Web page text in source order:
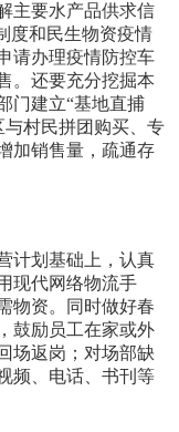
主要水产品供求信
度和民生物资疫情
请办理疫情防控车
。还要充分挖掘本
门建立“基地直捕
村民拼团购买、专
加销售量，疏通存
计划基础上，认真
现代网络物流手
物资。同时做好春
鼓励员工在家或外
场返岗；对场部缺
频、电话、书刊等